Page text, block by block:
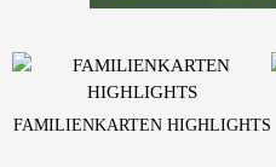
FAMILIENKARTEN HIGHLIGHTS